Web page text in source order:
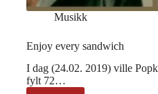
Musikk
Enjoy every sandwich
I dag (24.02. 2019) ville
fylt 72…